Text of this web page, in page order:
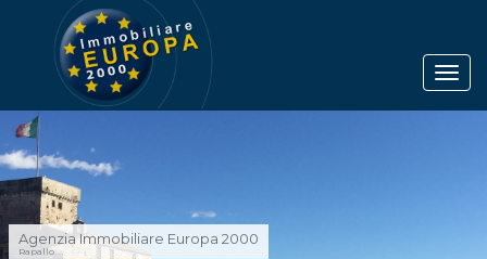
Agenzia Immobiliare Europa 2000
Rapallo